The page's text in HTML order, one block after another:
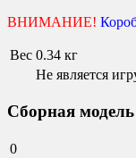
ВНИМАНИЕ!
Вес 0.34 кг
Не является
Сборная
0